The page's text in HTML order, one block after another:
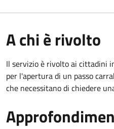
A chi è rivolto
Il servizio è rivolto ai cittadini
per l'apertura di un passo
che necessitano di chiedere